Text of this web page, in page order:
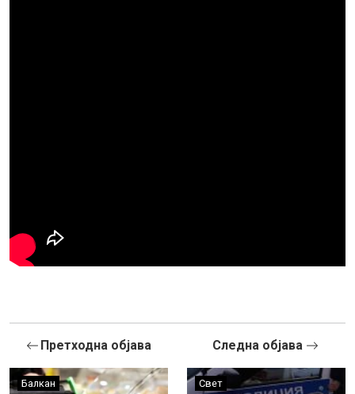
Претходна објава
Балкан
Следна објава
Свет